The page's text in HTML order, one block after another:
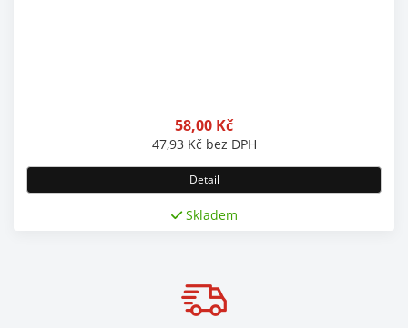
58,00 Kč
47,93 Kč bez DPH
Detail
Skladem